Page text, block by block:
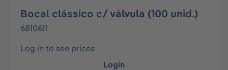
Bocal clássico c/ válvula (100 unid.)
6810611
Log in to see prices
Login